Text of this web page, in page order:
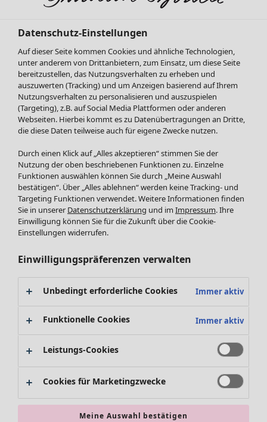
Alle anzeigen
Kleider
Tuniken
Blusen
Pullover & Shirts
Strickjacken
Röcke
Jacken & Mäntel
Leggings /Strumpfhosen
Accessoires
Schuhe
Bademode
SALE Zuhause
Dekoration
Teppiche
Datenschutz-Einstellungen
Auf dieser Seite kommen Cookies und ähnliche Technologien,
unter anderem von Drittanbietern, zum Einsatz, um diese Seite
bereitzustellen, das Nutzungsverhalten zu erheben und
auszuwerten (Tracking) und um Anzeigen basierend auf Ihrem
Nutzungsverhalten zu personalisieren und auszuspielen
(Targeting), z.B. auf Social Media Plattformen oder anderen
Webseiten. Hierbei kommt es zu Datenübertragungen an Dritte,
die diese Daten teilweise auch für eigene Zwecke nutzen.
Durch einen Klick auf „Alles akzeptieren“ stimmen Sie der
Nutzung der oben beschriebenen Funktionen zu. Einzelne
Funktionen auswählen können Sie durch „Meine Auswahl
bestätigen“. Über „Alles ablehnen“ werden keine Tracking- und
Targeting Funktionen verwendet. Weitere Informationen finden
Sie in unserer Datenschutzerklärung und im Impressum. Ihre
Einwilligung können Sie für die Zukunft über die Cookie-
Einstellungen widerrufen.
Einwilligungspräferenzen verwalten
Unbedingt erforderliche Cookies Immer aktiv
Funktionelle Cookies Immer aktiv
Leistungs-Cookies
Cookies für Marketingzwecke
Meine Auswahl bestätigen